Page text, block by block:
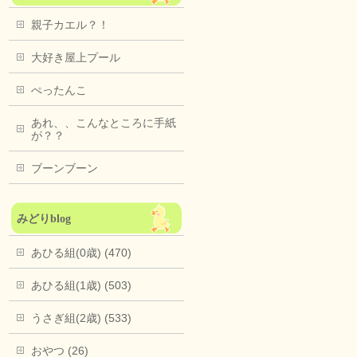
親子カエル？！
大好き屋上プール
ぺったんこ
あれ、、こんなところに手紙
が？？
ブーンブーン
みどりblog
あひる組(0歳) (470)
あひる組(1歳) (503)
うさぎ組(2歳) (533)
おやつ (26)